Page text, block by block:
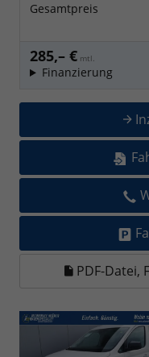
Gesamtpreis
285,– € mtl.
Finanzierung
PDF-Datei,